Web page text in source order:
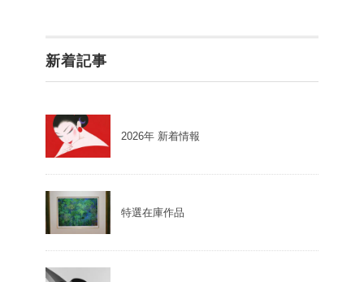
新着記事
2026年 新着情報
特選在庫作品